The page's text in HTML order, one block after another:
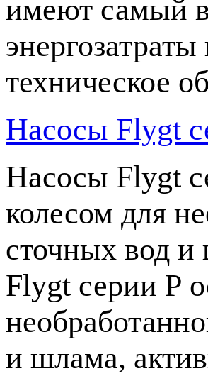
имеют самый
техническое
Насосы Flygt
Насосы Flygt
колесом для
сточных вод
Flygt серии P
и шлама,